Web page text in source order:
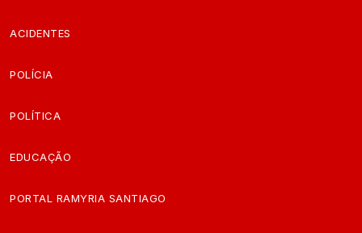
ACIDENTES
POLÍCIA
POLÍTICA
EDUCAÇÃO
PORTAL RAMYRIA SANTIAGO